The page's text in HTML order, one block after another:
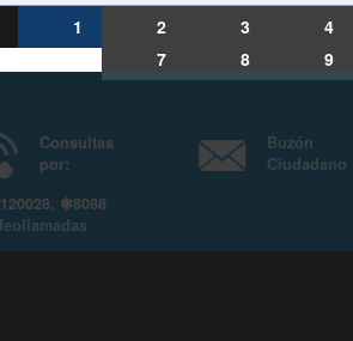
1 2 3 4
7
8 9
Consultas
6007120028, ✽8088
yVideollamadas